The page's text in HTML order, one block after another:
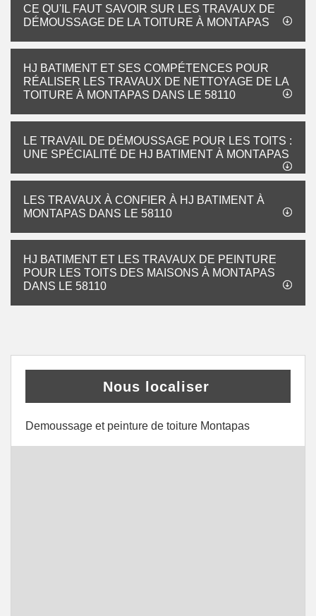
CE QU'IL FAUT SAVOIR SUR LES TRAVAUX DE
DÉMOUSSAGE DE LA TOITURE À MONTAPAS
HJ BATIMENT ET SES COMPÉTENCES POUR
RÉALISER LES TRAVAUX DE NETTOYAGE DE LA
TOITURE À MONTAPAS DANS LE 58110
LE TRAVAIL DE DÉMOUSSAGE POUR LES TOITS :
UNE SPÉCIALITÉ DE HJ BATIMENT À MONTAPAS
LES TRAVAUX À CONFIER À HJ BATIMENT À
MONTAPAS DANS LE 58110
HJ BATIMENT ET LES TRAVAUX DE PEINTURE
POUR LES TOITS DES MAISONS À MONTAPAS
DANS LE 58110
Nous localiser
Demoussage et peinture de toiture Montapas